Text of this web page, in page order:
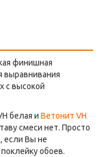
финишная
выравнивания
с высокой
белая и Ветонит VH
смеси нет. Просто
если Вы не
обоев.